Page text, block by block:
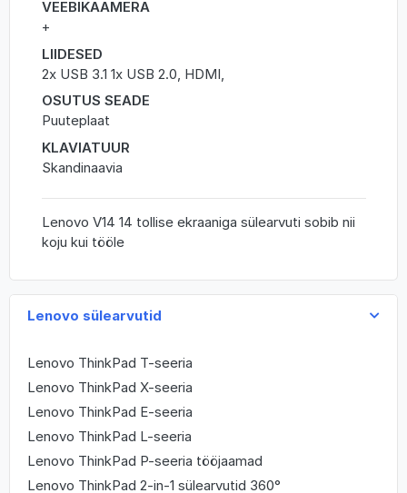
Lenovo sülearvutid
Lenovo ThinkPad T-seeria
Lenovo ThinkPad X-seeria
Lenovo ThinkPad E-seeria
Lenovo ThinkPad L-seeria
Lenovo ThinkPad P-seeria tööjaamad
Lenovo ThinkPad 2-in-1 sülearvutid 360°
VEEBIKAAMERA
+
LIIDESED
2x USB 3.1 1x USB 2.0, HDMI,
OSUTUS SEADE
Puuteplaat
KLAVIATUUR
Skandinaavia
Lenovo V14 14 tollise ekraaniga sülearvuti sobib nii
koju kui tööle